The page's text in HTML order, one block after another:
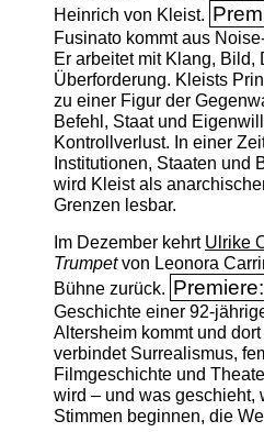
Heinrich von Kleist.
Fusinato kommt aus
Er arbeitet mit Klang, Bild,
Überforderung. Kleists
zu einer Figur der
Befehl, Staat und
Kontrollverlust. In einer
Institutionen, Staaten und
wird Kleist als
Grenzen lesbar.
Im Dezember kehrt Ulrike
Trumpetvon Leonora
Bühne zurück.
Geschichte einer 92-
Altersheim kommt und
verbindet Surrealismus,
Filmgeschichte und
wird – und was geschieht,
Stimmen beginnen, die